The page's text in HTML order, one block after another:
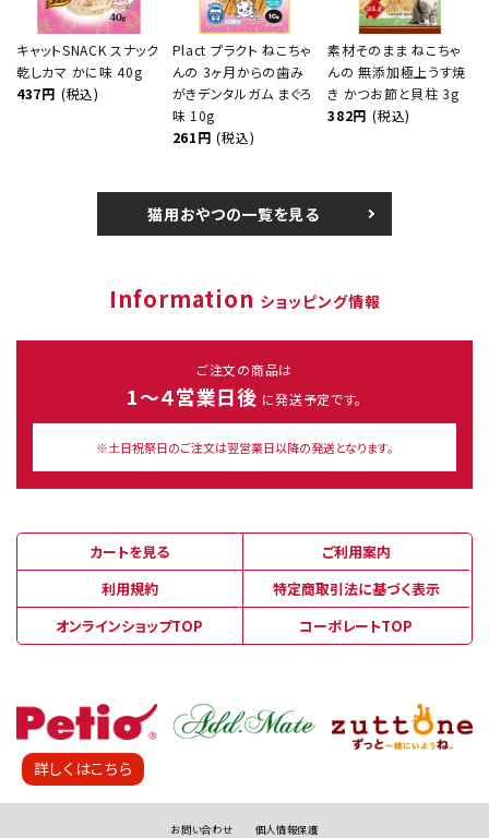
キャットSNACK スナック
乾しカマ かに味 40g
437円 (税込)
Plact プラクト ねこちゃ
んの 3ヶ月からの歯み
がきデンタルガム まぐろ
味 10g
261円 (税込)
素材そのまま ねこちゃ
んの 無添加極上うす焼
き かつお節と貝柱 3g
382円 (税込)
猫用おやつの一覧を見る
Information ショッピング情報
ご注文の商品は
1～４営業日後 に発送予定です。
※土日祝祭日のご注文は翌営業日以降の発送となります。
カートを見る
ご利用案内
利用規約
特定商取引法に基づく表示
オンラインショップTOP
コーポレートTOP
お問い合わせ 個人情報保護
詳しくはこちら